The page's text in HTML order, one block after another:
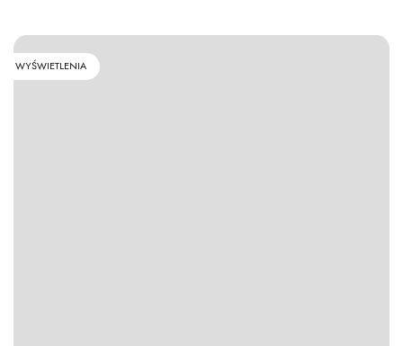
WYŚWIETLENIA